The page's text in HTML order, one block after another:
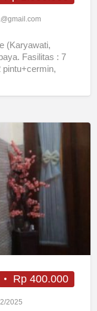
(Karyawati,
Fasilitas : 7
pintu+cermin,
Rp 400.000
2025